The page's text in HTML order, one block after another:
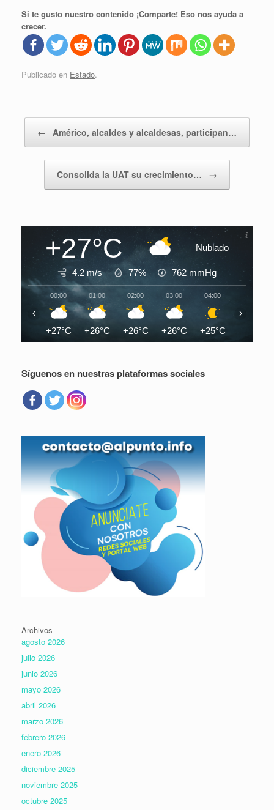
Si te gusto nuestro contenido ¡Comparte! Eso nos ayuda a
crecer.
Publicado en Estado.
← Américo, alcaldes y alcaldesas, participan…
Consolida la UAT su crecimiento… →
+27°C Nublado
4.2 m/s 77% 762 mmHg
00:00
+27°C
01:00
+26°C
02:00
+26°C
03:00
+26°C
04:00
+25°C
‹ ›
Síguenos en nuestras plataformas sociales
Archivos
agosto 2026
julio 2026
junio 2026
mayo 2026
abril 2026
marzo 2026
febrero 2026
enero 2026
diciembre 2025
noviembre 2025
octubre 2025